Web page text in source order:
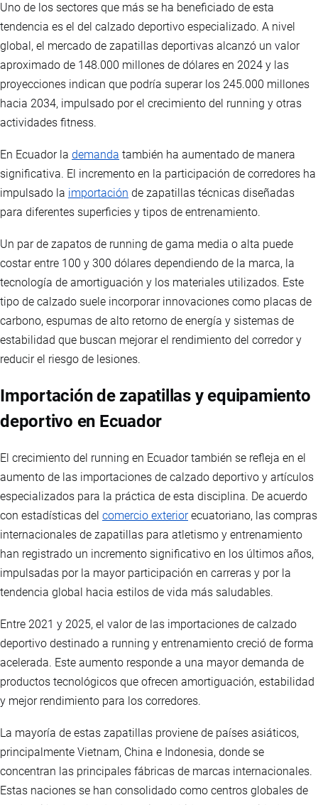
Uno de los sectores que más se ha beneficiado de esta
tendencia es el del calzado deportivo especializado. A nivel
global, el mercado de zapatillas deportivas alcanzó un valor
aproximado de 148.000 millones de dólares en 2024 y las
proyecciones indican que podría superar los 245.000 millones
hacia 2034, impulsado por el crecimiento del running y otras
actividades fitness.
En Ecuador la demanda también ha aumentado de manera
significativa. El incremento en la participación de corredores ha
impulsado la importación de zapatillas técnicas diseñadas
para diferentes superficies y tipos de entrenamiento.
Un par de zapatos de running de gama media o alta puede
costar entre 100 y 300 dólares dependiendo de la marca, la
tecnología de amortiguación y los materiales utilizados. Este
tipo de calzado suele incorporar innovaciones como placas de
carbono, espumas de alto retorno de energía y sistemas de
estabilidad que buscan mejorar el rendimiento del corredor y
reducir el riesgo de lesiones.
Importación de zapatillas y equipamiento
deportivo en Ecuador
El crecimiento del running en Ecuador también se refleja en el
aumento de las importaciones de calzado deportivo y artículos
especializados para la práctica de esta disciplina. De acuerdo
con estadísticas del comercio exteriorecuatoriano, las compras
internacionales de zapatillas para atletismo y entrenamiento
han registrado un incremento significativo en los últimos años,
impulsadas por la mayor participación en carreras y por la
tendencia global hacia estilos de vida más saludables.
Entre 2021 y 2025, el valor de las importaciones de calzado
deportivo destinado a running y entrenamiento creció de forma
acelerada. Este aumento responde a una mayor demanda de
productos tecnológicos que ofrecen amortiguación, estabilidad
y mejor rendimiento para los corredores.
La mayoría de estas zapatillas proviene de países asiáticos,
principalmente Vietnam, China e Indonesia, donde se
concentran las principales fábricas de marcas internacionales.
Estas naciones se han consolidado como centros globales de